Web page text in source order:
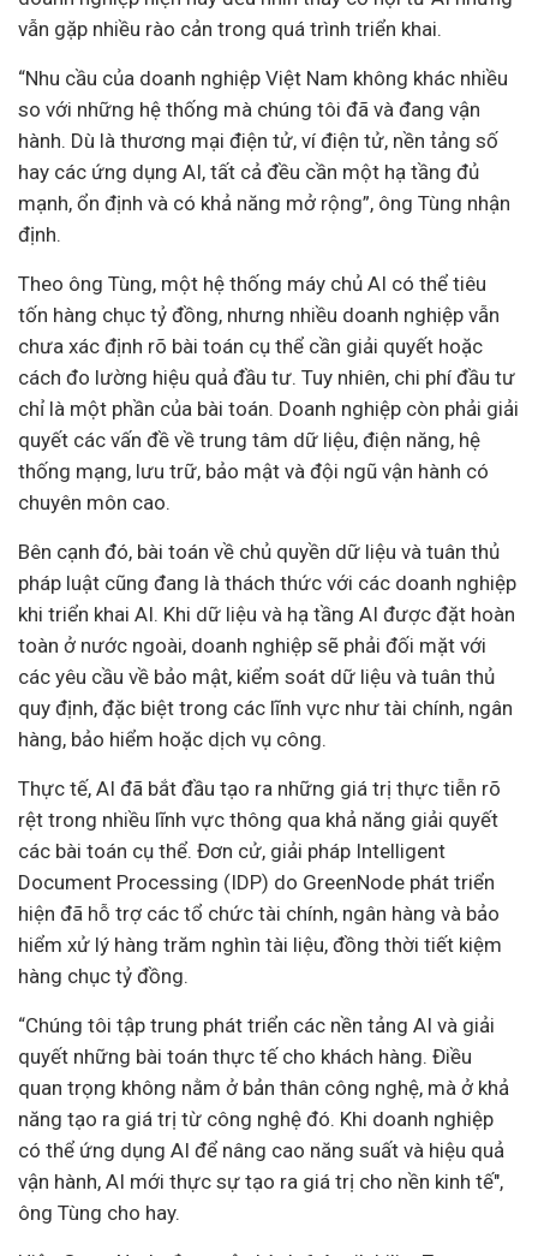
vẫn gặp nhiều rào cản trong quá trình triển khai.
“Nhu cầu của doanh nghiệp Việt Nam không khác nhiều
so với những hệ thống mà chúng tôi đã và đang vận
hành. Dù là thương mại điện tử, ví điện tử, nền tảng số
hay các ứng dụng AI, tất cả đều cần một hạ tầng đủ
mạnh, ổn định và có khả năng mở rộng”, ông Tùng nhận
định.
Theo ông Tùng, một hệ thống máy chủ AI có thể tiêu
tốn hàng chục tỷ đồng, nhưng nhiều doanh nghiệp vẫn
chưa xác định rõ bài toán cụ thể cần giải quyết hoặc
cách đo lường hiệu quả đầu tư. Tuy nhiên, chi phí đầu tư
chỉ là một phần của bài toán. Doanh nghiệp còn phải giải
quyết các vấn đề về trung tâm dữ liệu, điện năng, hệ
thống mạng, lưu trữ, bảo mật và đội ngũ vận hành có
chuyên môn cao.
Bên cạnh đó, bài toán về chủ quyền dữ liệu và tuân thủ
pháp luật cũng đang là thách thức với các doanh nghiệp
khi triển khai AI. Khi dữ liệu và hạ tầng AI được đặt hoàn
toàn ở nước ngoài, doanh nghiệp sẽ phải đối mặt với
các yêu cầu về bảo mật, kiểm soát dữ liệu và tuân thủ
quy định, đặc biệt trong các lĩnh vực như tài chính, ngân
hàng, bảo hiểm hoặc dịch vụ công.
Thực tế, AI đã bắt đầu tạo ra những giá trị thực tiễn rõ
rệt trong nhiều lĩnh vực thông qua khả năng giải quyết
các bài toán cụ thể. Đơn cử, giải pháp Intelligent
Document Processing (IDP) do GreenNode phát triển
hiện đã hỗ trợ các tổ chức tài chính, ngân hàng và bảo
hiểm xử lý hàng trăm nghìn tài liệu, đồng thời tiết kiệm
hàng chục tỷ đồng.
“Chúng tôi tập trung phát triển các nền tảng AI và giải
quyết những bài toán thực tế cho khách hàng. Điều
quan trọng không nằm ở bản thân công nghệ, mà ở khả
năng tạo ra giá trị từ công nghệ đó. Khi doanh nghiệp
có thể ứng dụng AI để nâng cao năng suất và hiệu quả
vận hành, AI mới thực sự tạo ra giá trị cho nền kinh tế",
ông Tùng cho hay.